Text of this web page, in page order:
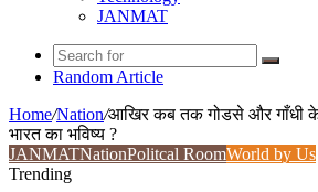
JANMAT
Random Article
Home/Nation/आखिर कब तक गोडसे और गाँधी के
भारत का भविष्य ?
JANMATNationPolitcal RoomWorld by Us
Trending